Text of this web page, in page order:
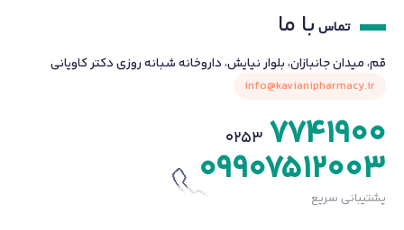
تماس با ما
قم، میدان جانبازان، بلوار نیایش، داروخانه شبانه روزی دکتر کاویانی
info@kavianipharmacy.ir
0253 7741900
09907512003
پشتیبانی سریع